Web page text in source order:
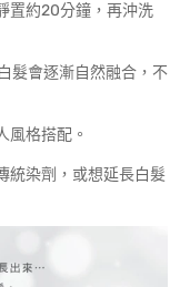
置約20分鐘，再沖洗
髮會逐漸自然融合，不
風格搭配。
統染劑，或想延長白髮